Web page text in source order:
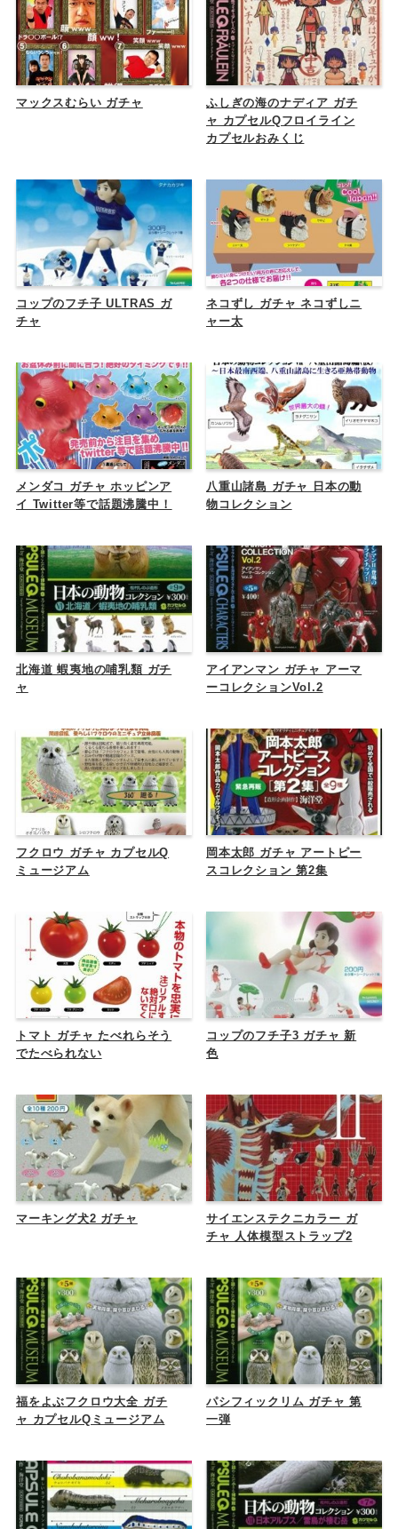
マックスむらい ガチャ
ふしぎの海のナディア ガチ
ャ カプセルQフロイライン
カプセルおみくじ
コップのフチ子 ULTRAS ガ
チャ
ネコずし ガチャ ネコずしニ
ャー太
メンダコ ガチャ ホッピンア
イ Twitter等で話題沸騰中！
八重山諸島 ガチャ 日本の動
物コレクション
北海道 蝦夷地の哺乳類 ガチ
ャ
アイアンマン ガチャ アーマ
ーコレクションVol.2
フクロウ ガチャ カプセルQ
ミュージアム
岡本太郎 ガチャ アートピー
スコレクション 第2集
トマト ガチャ たべれらそう
でたべられない
コップのフチ子3 ガチャ 新
色
マーキング犬2 ガチャ
サイエンステクニカラー ガ
チャ 人体模型ストラップ2
福をよぶフクロウ大全 ガチ
ャ カプセルQミュージアム
パシフィックリム ガチャ 第
一弾